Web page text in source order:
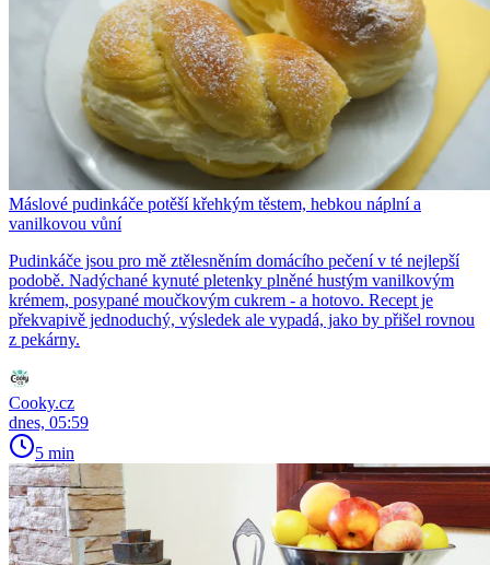
Máslové pudinkáče potěší křehkým těstem, hebkou náplní a
vanilkovou vůní
Pudinkáče jsou pro mě ztělesněním domácího pečení v té nejlepší
podobě. Nadýchané kynuté pletenky plněné hustým vanilkovým
krémem, posypané moučkovým cukrem - a hotovo. Recept je
překvapivě jednoduchý, výsledek ale vypadá, jako by přišel rovnou
z pekárny.
Cooky.cz
dnes, 05:59
5 min